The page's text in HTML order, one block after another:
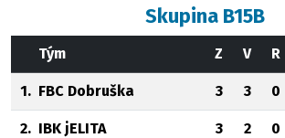
Skupina B15B
Tým Z V R
1. FBC Dobruška 3 3 0
2. IBK jELITA 3 2 0